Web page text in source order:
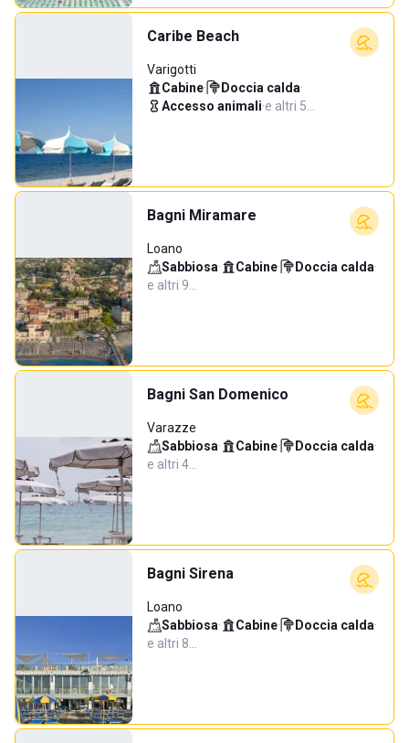
Caribe Beach
Varigotti
Cabine· Doccia calda·
Accesso animali·e altri 5…
Bagni Miramare
Loano
Sabbiosa· Cabine· Doccia calda·
e altri 9…
Bagni San Domenico
Varazze
Sabbiosa· Cabine· Doccia calda·
e altri 4…
Bagni Sirena
Loano
Sabbiosa· Cabine· Doccia calda·
e altri 8…